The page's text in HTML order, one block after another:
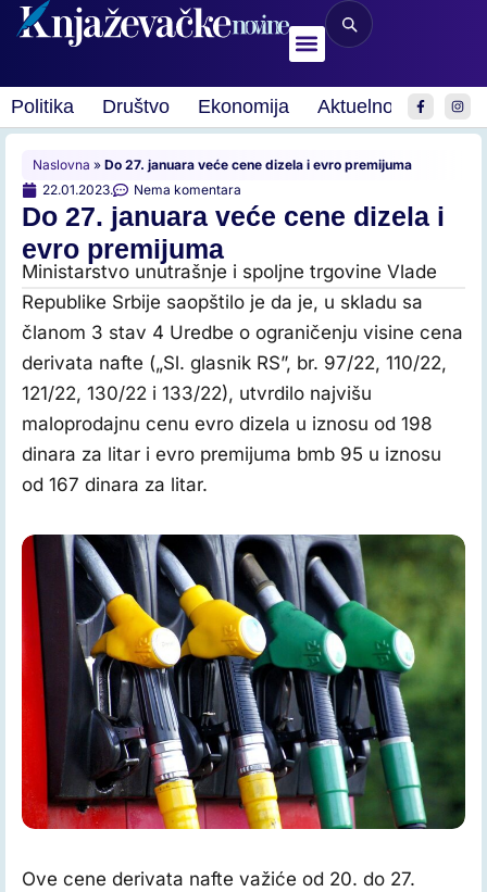
Politika Društvo Ekonomija Aktuelnosti Sport
Naslovna » Do 27. januara veće cene dizela i evro premijuma
22.01.2023.
Nema komentara
Do 27. januara veće cene dizela i
evro premijuma
Ministarstvo unutrašnje i spoljne trgovine Vlade
Republike Srbije saopštilo je da je, u skladu sa
članom 3 stav 4 Uredbe o ograničenju visine cena
derivata nafte („Sl. glasnik RS”, br. 97/22, 110/22,
121/22, 130/22 i 133/22), utvrdilo najvišu
maloprodajnu cenu evro dizela u iznosu od 198
dinara za litar i evro premijuma bmb 95 u iznosu
od 167 dinara za litar.
Ove cene derivata nafte važiće od 20. do 27.